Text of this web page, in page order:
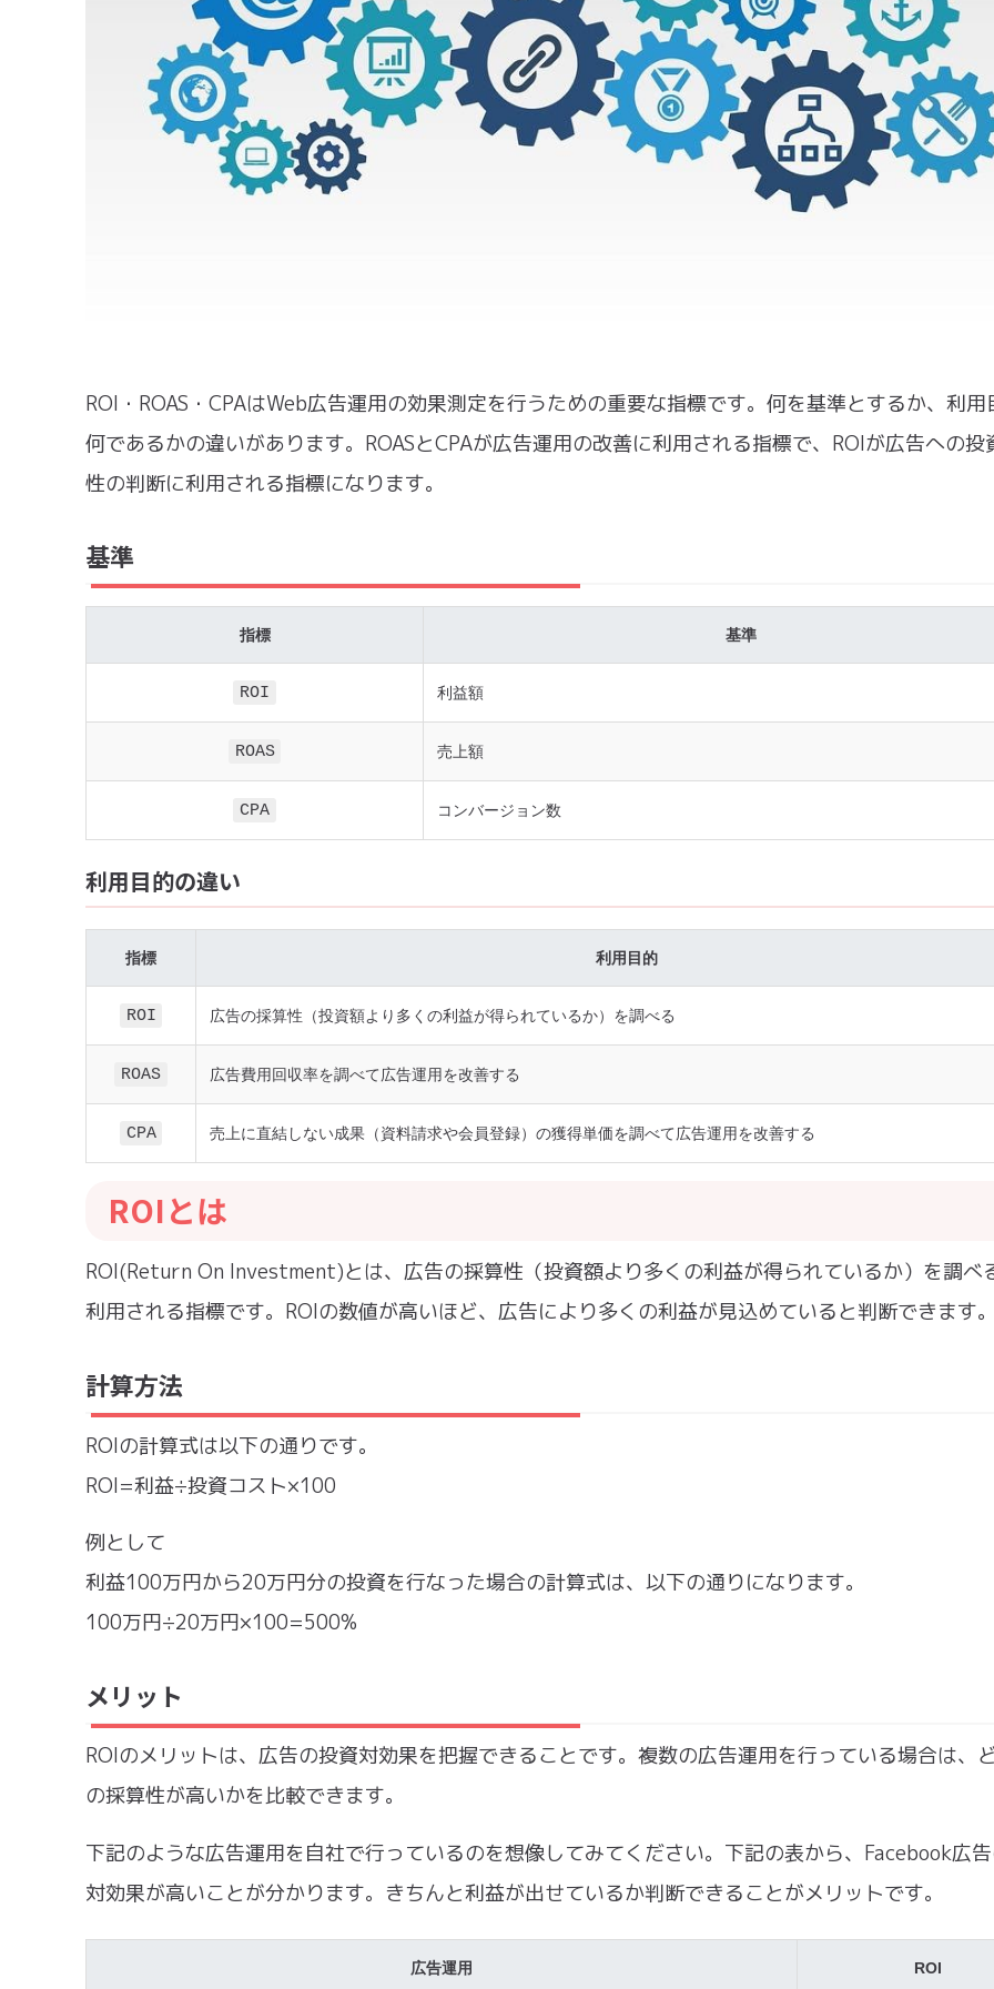
ROI・ROAS・CPAはWeb広告運用の効果測定を行うための重要な指標です。何を基準とするか、利用
何であるかの違いがあります。ROASとCPAが広告運用の改善に利用される指標で、ROIが広告への投
性の判断に利用される指標になります。
基準
指標 基準
ROI 利益額
ROAS 売上額
CPA コンバージョン数
利用目的の違い
指標 利用目的
ROI 広告の採算性（投資額より多くの利益が得られているか）を調べる
ROAS 広告費用回収率を調べて広告運用を改善する
CPA 売上に直結しない成果（資料請求や会員登録）の獲得単価を調べて広告運用を改善する
ROIとは
ROI(Return On Investment)とは、広告の採算性（投資額より多くの利益が得られているか）を調べ
利用される指標です。ROIの数値が高いほど、広告により多くの利益が見込めていると判断できます。
計算方法
ROIの計算式は以下の通りです。
ROI=利益÷投資コスト×100
例として
利益100万円から20万円分の投資を行なった場合の計算式は、以下の通りになります。
100万円÷20万円×100=500%
メリット
ROIのメリットは、広告の投資対効果を把握できることです。複数の広告運用を行っている場合は、
の採算性が高いかを比較できます。
下記のような広告運用を自社で行っているのを想像してみてください。下記の表から、Facebook広
対効果が高いことが分かります。きちんと利益が出せているか判断できることがメリットです。
広告運用 ROI